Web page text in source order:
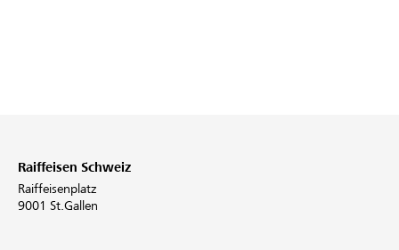
Raiffeisen Schweiz
Raiffeisenplatz
9001 St.Gallen